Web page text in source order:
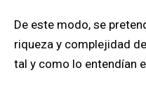
De este modo, se
riqueza y complejidad
tal y como lo entendían